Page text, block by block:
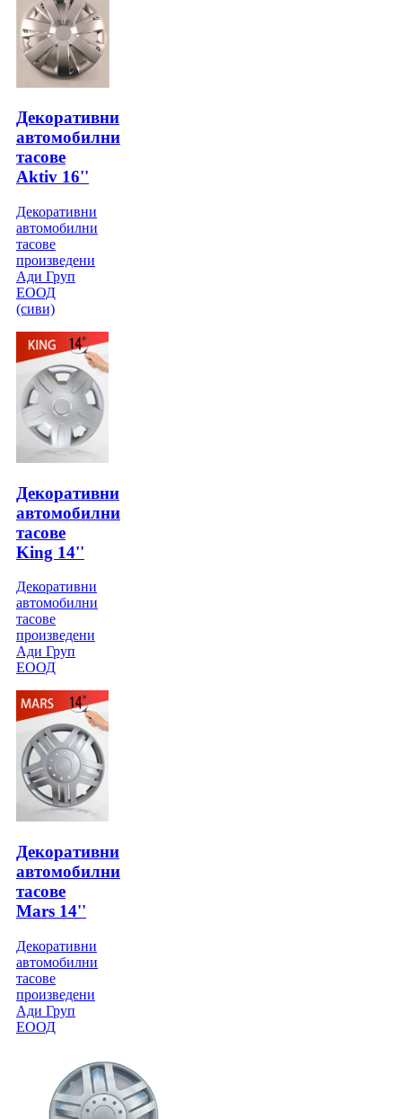
Декоративни
автомобилни
тасове
Aktiv 16''
Декоративни
автомобилни
тасове
произведени
Ади Груп
ЕООД
(сиви)
Декоративни
автомобилни
тасове
King 14''
Декоративни
автомобилни
тасове
произведени
Ади Груп
ЕООД
Декоративни
автомобилни
тасове
Mars 14''
Декоративни
автомобилни
тасове
произведени
Ади Груп
ЕООД